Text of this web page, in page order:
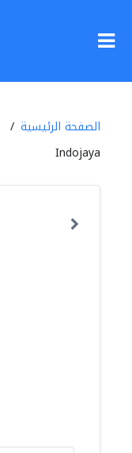
الصفحة الرئيسية
Indojaya